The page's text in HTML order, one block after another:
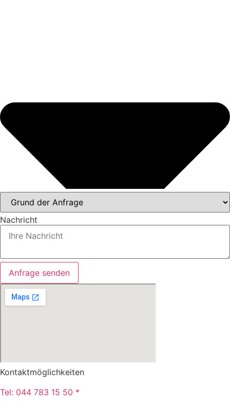
Nachricht
Anfrage senden
Kontaktmöglichkeiten
Tel: 044 783 15 50 *